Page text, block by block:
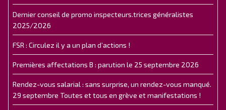
Dernier conseil de promo inspecteurs.trices généralistes
2025/2026
FSR : Circulez il y a un plan d’actions !
Premières affectations B : parution le 25 septembre 2026
Rendez-vous salarial : sans surprise, un rendez-vous manqué.
29 septembre Toutes et tous en grève et manifestations !